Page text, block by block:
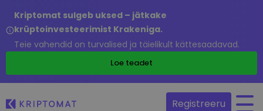
Kriptomat sulgeb uksed – jätkake
krüptoinvesteerimist Krakeniga.
Teie vahendid on turvalised ja täielikult kättesaadavad.
Loe teadet
Registreeru